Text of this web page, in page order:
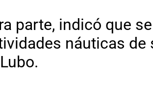
parte, indicó que
náuticas de